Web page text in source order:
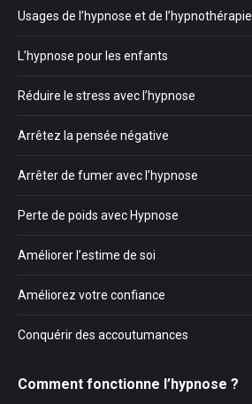
Usages de l’hypnose et de l’hypnothérapie
L’hypnose pour les enfants
Réduire le stress avec l’hypnose
Arrêtez la pensée négative
Arrêter de fumer avec l’hypnose
Perte de poids avec Hypnose
Améliorer l’estime de soi
Améliorez votre confiance
Conquérir des accoutumances
Comment fonctionne l’hypnose ?